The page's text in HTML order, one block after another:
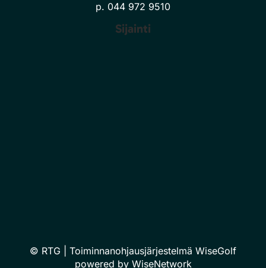
p. 044 972 9510
Sijainti
© RTG | Toiminnanohjausjärjestelmä WiseGolf
powered by WiseNetwork